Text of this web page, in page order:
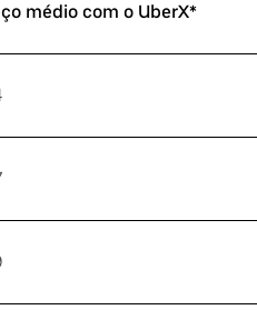
médio com o UberX*